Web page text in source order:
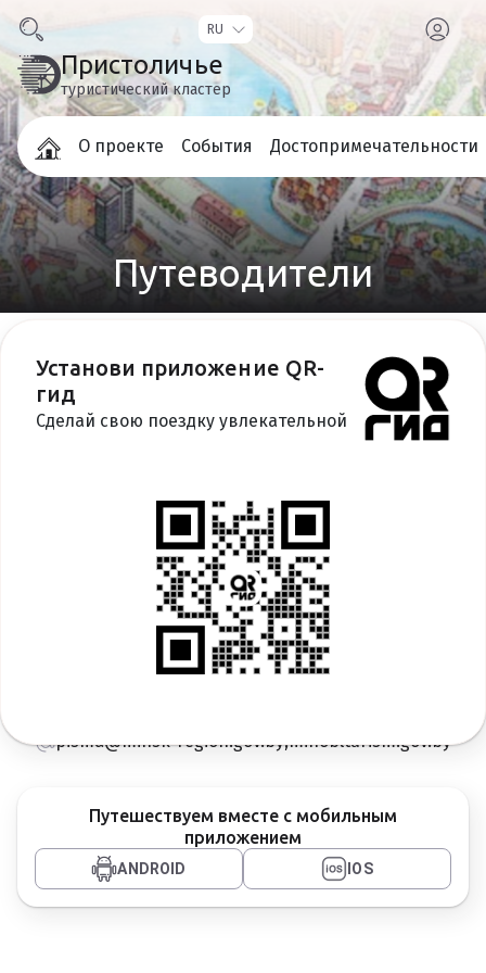
Пристоличье
туристический кластер
О проекте События Достопримечательности
Путеводители
Region Guide Book
Region Guide Book
© Туристический кластер «Пристоличье», 2026
pisma@minsk-region.gov.by,minoblturism.gov.by
Путешествуем вместе с мобильным
приложением
ANDROID IOS
Установи приложение QR-
гид
Сделай свою поездку увлекательной